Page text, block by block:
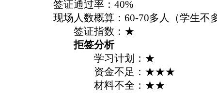
签证通过率：40%
现场人数概算：60-70多人（学生不
签证指数：★
拒签分析
学习计划：★
资金不足：★★★
材料不全：★★